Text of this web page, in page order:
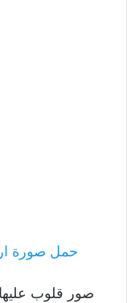
حمل صورة
صور قلوب